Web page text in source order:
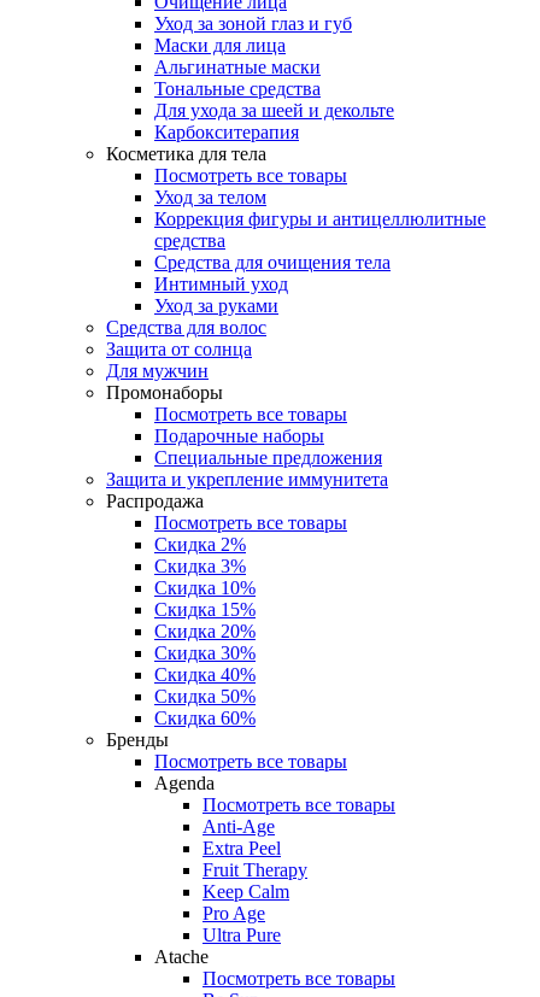
Уход за зоной глаз и губ
Маски для лица
Альгинатные маски
Тональные средства
Для ухода за шеей и декольте
Карбокситерапия
Косметика для тела
Посмотреть все товары
Уход за телом
Коррекция фигуры и антицеллюлитные
средства
Средства для очищения тела
Интимный уход
Уход за руками
Средства для волос
Защита от солнца
Для мужчин
Промонаборы
Посмотреть все товары
Подарочные наборы
Специальные предложения
Защита и укрепление иммунитета
Распродажа
Посмотреть все товары
Скидка 2%
Скидка 3%
Скидка 10%
Скидка 15%
Скидка 20%
Скидка 30%
Скидка 40%
Скидка 50%
Скидка 60%
Бренды
Посмотреть все товары
Agenda
Посмотреть все товары
Anti‑Age
Extra Peel
Fruit Therapy
Keep Calm
Pro Age
Ultra Pure
Atache
Посмотреть все товары